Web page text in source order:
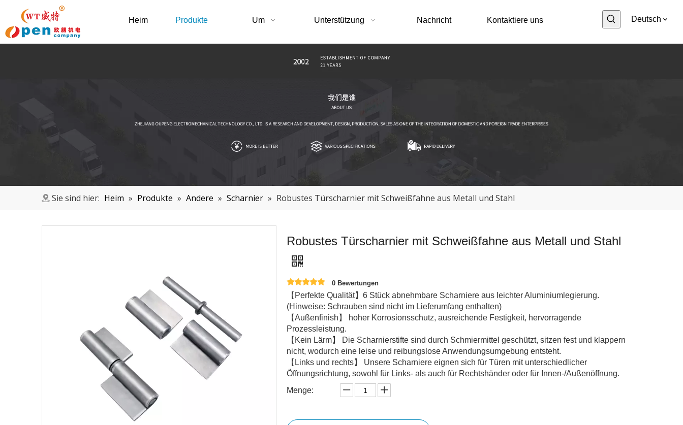
Heim Produkte Um Unterstützung Nachricht Kontaktiere uns Deutsch
Sie sind hier: Heim » Produkte » Andere » Scharnier » Robustes Türscharnier mit Schweißfahne aus Metall und Stahl
Robustes Türscharnier mit Schweißfahne aus Metall und Stahl
0 Bewertungen
【Perfekte Qualität】6 Stück abnehmbare Scharniere aus leichter Aluminiumlegierung.
(Hinweise: Schrauben sind nicht im Lieferumfang enthalten)
【Außenfinish】 hoher Korrosionsschutz, ausreichende Festigkeit, hervorragende
Prozessleistung.
【Kein Lärm】 Die Scharnierstifte sind durch Schmiermittel geschützt, sitzen fest und klappern
nicht, wodurch eine leise und reibungslose Anwendungsumgebung entsteht.
【Links und rechts】 Unsere Scharniere eignen sich für Türen mit unterschiedlicher
Öffnungsrichtung, sowohl für Links- als auch für Rechtshänder oder für Innen-/Außenöffnung.
Menge: